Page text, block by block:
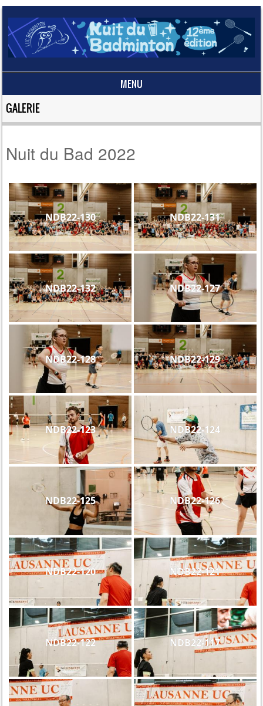
MENU
Skip to content
GALERIE
Nuit du Bad 2022
NDB22-130 NDB22-131
NDB22-132 NDB22-127
NDB22-128 NDB22-129
NDB22-123 NDB22-124
NDB22-125 NDB22-126
NDB22-120 NDB22-121
NDB22-122 NDB22-117